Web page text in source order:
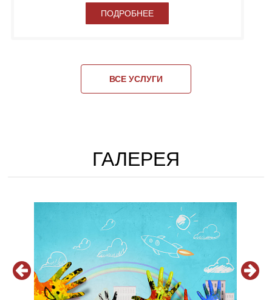
ПОДРОБНЕЕ
ВСЕ УСЛУГИ
ГАЛЕРЕЯ